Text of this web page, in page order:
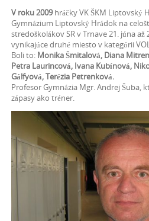
V roku 2009hráčky VK ŠKM Liptovský
Gymnázium Liptovský Hrádok na
stredoškolákov SR v Trnave 21. júna až
vynikajúce druhé miesto v kategórii
Boli to: Monika Šmitalová, Diana
Petra Laurincová, Ivana Kubínová,
Gálfyová, Terézia Petrenková.
Profesor Gymnázia Mgr. Andrej Šuba,
zápasy ako tréner.